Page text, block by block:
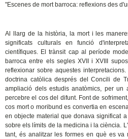
"Escenes de mort barroca: reflexions des
Al llarg de la història, la mort i les
significats culturals en funció
científiques. El trànsit cap al període
barroca entre els segles XVII i XVIII
reflexionar sobre aquestes
doctrina catòlica després del Concili de
ampliació dels estudis anatòmics, per un
percebre el cos del difunt. Font de
cos mort o moribund es convertia en
en objecte material que donava significat
sobre els límits de la medicina i la ciència.
tant, és analitzar les formes en què es va